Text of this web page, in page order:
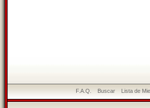
F.A.Q. Buscar Lista de